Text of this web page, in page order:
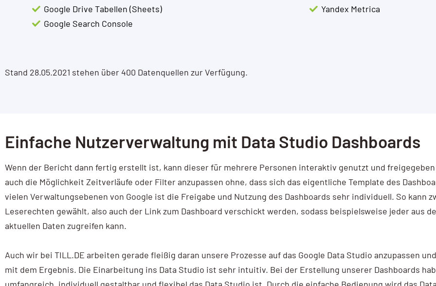
Google Drive Tabellen (Sheets)
Google Search Console
Yandex Metrica
Stand 28.05.2021 stehen über 400 Datenquellen zur Verfügung.
Einfache Nutzerverwaltung mit Data Studio Dashboards
Wenn der Bericht dann fertig erstellt ist, kann dieser für mehrere Personen interaktiv genutzt und
auch die Möglichkeit Zeitverläufe oder Filter anzupassen ohne, dass sich das eigentliche Template des
vielen Verwaltungsebenen von Google ist die Freigabe und Nutzung des Dashboards sehr individuell. So kann
Leserechten gewählt, also auch der Link zum Dashboard verschickt werden, sodass beispielsweise jeder aus
aktuellen Daten zugreifen kann.
Auch wir bei TILL.DE arbeiten gerade fleißig daran unsere Prozesse auf das Google Data Studio anzupassen
mit dem Ergebnis. Die Einarbeitung ins Data Studio ist sehr intuitiv. Bei der Erstellung unserer Dashboards